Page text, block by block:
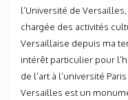
l’Université de
chargée des activités
Versaillaise depuis ma
intérêt particulier pour
de l’art à l’université
Versailles est un